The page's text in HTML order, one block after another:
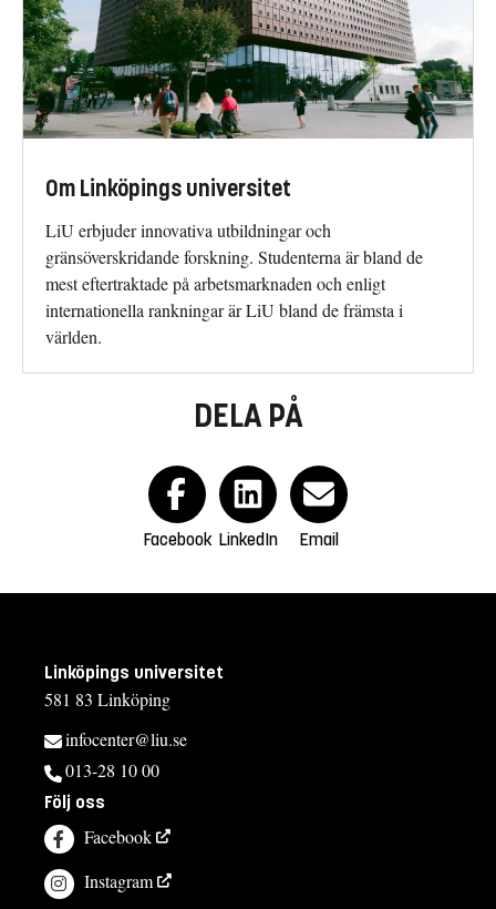
Om Linköpings universitet
LiU erbjuder innovativa utbildningar och
gränsöverskridande forskning. Studenterna är bland de
mest eftertraktade på arbetsmarknaden och enligt
internationella rankningar är LiU bland de främsta i
världen.
DELA PÅ
Facebook LinkedIn Email
Linköpings universitet
581 83 Linköping
infocenter@liu.se
013-28 10 00
Följ oss
Facebook
Instagram